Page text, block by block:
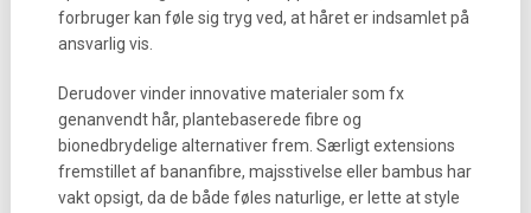
forbruger kan føle sig tryg ved, at håret er indsamlet på
ansvarlig vis.
Derudover vinder innovative materialer som fx
genanvendt hår, plantebaserede fibre og
bionedbrydelige alternativer frem. Særligt extensions
fremstillet af bananfibre, majsstivelse eller bambus har
vakt opsigt, da de både føles naturlige, er lette at style